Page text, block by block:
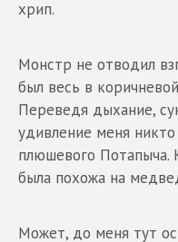
хрип.
Монстр не отводил
был весь в
Переведя дыхание,
удивление меня
плюшевого Потапыча.
была похожа на
Может, до меня тут